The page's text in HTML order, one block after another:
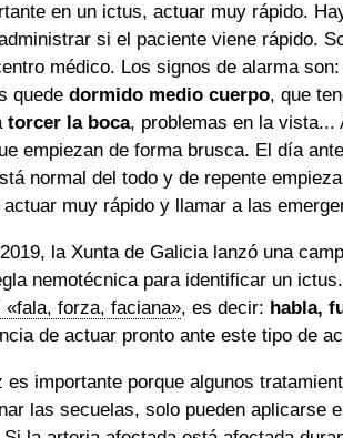
en un ictus, actuar muy rápido.
si el paciente viene rápido.
médico. Los signos de alarma
quede dormido medio cuerpo, que
torcer la boca, problemas en la vista...
empiezan de forma brusca. El día
normal del todo y de repente
actuar muy rápido y llamar a las
la Xunta de Galicia lanzó una
nemotécnica para identificar un
«fala, forza, faciana», es decir: habla,
de actuar pronto ante este tipo de
es importante porque algunos
las secuelas, solo pueden aplicarse